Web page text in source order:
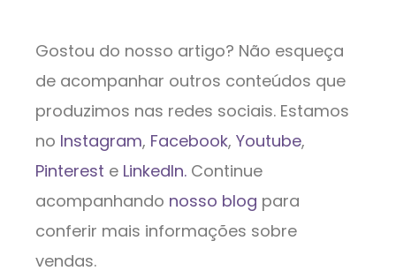
Gostou do nosso artigo? Não esqueça
de acompanhar outros conteúdos que
produzimos nas redes sociais. Estamos
no Instagram, Facebook, Youtube,
Pinterest e LinkedIn. Continue
acompanhando nosso blog para
conferir mais informações sobre
vendas.